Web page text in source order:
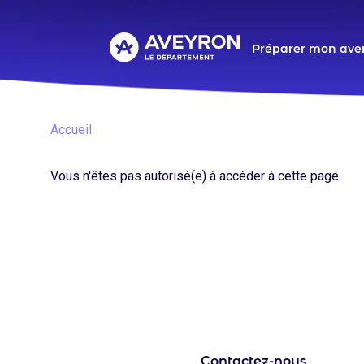
Préparer mon
Fil
Accueil
Vous n'êtes pas autorisé(e) à accéder à cette page.